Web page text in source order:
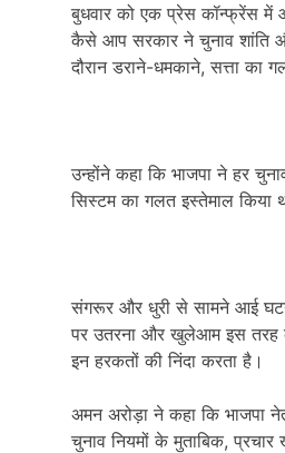
बुधवार को एक प्रेस कॉन्फ्रेंस में
कैसे आप सरकार ने चुनाव शांति
दौरान डराने-धमकाने, सत्ता का
उन्होंने कहा कि भाजपा ने हर
सिस्टम का गलत इस्तेमाल किया
संगरूर और धुरी से सामने आई
पर उतरना और खुलेआम इस तरह
इन हरकतों की निंदा करता है।
अमन अरोड़ा ने कहा कि भाजपा
चुनाव नियमों के मुताबिक,